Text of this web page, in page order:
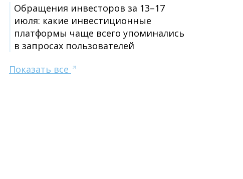
Обращения инвесторов за 13–17
июля: какие инвестиционные
платформы чаще всего упоминались
в запросах пользователей
Показать все